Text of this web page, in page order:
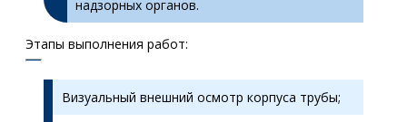
надзорных органов.
Этапы выполнения работ:
Визуальный внешний осмотр корпуса трубы;